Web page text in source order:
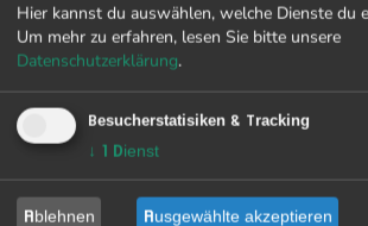
Hier kannst du auswählen, welche Dienste du
Um mehr zu erfahren, lesen Sie bitte unsere
Datenschutzerklärung.
Besucherstatisiken & Tracking
↓ 1 Dienst
Ablehnen Ausgewählte akzeptieren